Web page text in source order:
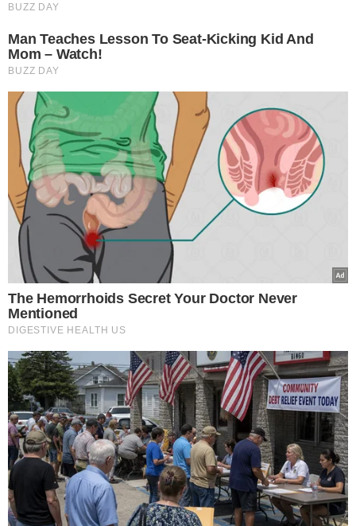
Neymar atacou Luana Piovani nas redes sociais Foto:
O QUE A ATRIZ DISSE
Luana Piovaniativou o 'modo sincerona' na manhã
desta quinta-feira (30) e fez novas críticas ao jogador
Neymar.
“Pode ser que a mulher com quem ele esteja ache ele um
ótimo pai, mas precisamos ter discernimento para
entender que ela está vivendo uma fantasia”, disse.
“Alguém que trai uma mulher durante a gestação não
pode ser um bom pai, porque não está levando em
consideração a mãe dessa criança [...] Quando um pai faz
mal para uma mãe, ele está fazendo mal para o
filho”,completou.
“Essa menina acha que ele é um bom pai, mas ela está
valoriza, não considera, não cuida da mãe de um filho,
não é um bom pai”, pontuou.
A ex-mulher de Pedro Scooby já tinha ficadorevoltada
após Neymar gravar um vídeo apoiando o projeto de
privatização das praias brasileiras.